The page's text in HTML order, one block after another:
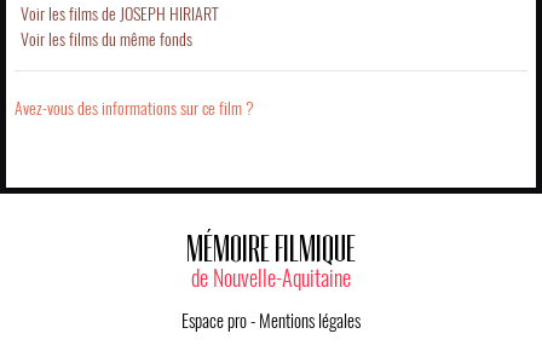
Voir les films de JOSEPH HIRIART
Voir les films du même fonds
Avez-vous des informations sur ce film ?
MÉMOIRE FILMIQUE
de Nouvelle-Aquitaine
Espace pro- Mentions légales